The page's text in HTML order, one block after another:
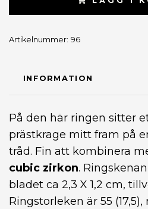
Artikelnummer: 96
INFORMATION
På den här ringen sitter
prästkrage mitt fram på
tråd. Fin att kombinera
cubic zirkon.
bladet ca 2,3 X 1,2 cm,
Ringstorleken är 55